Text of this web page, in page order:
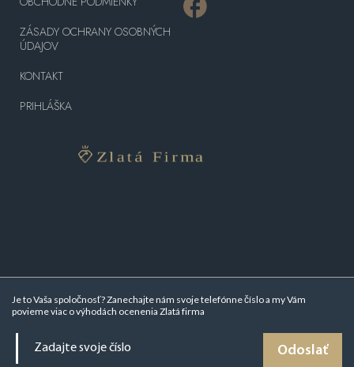
Je to Vaša spoločnosť? Zanechajte nám svoje telefónne číslo a my Vám
povieme viac ovýhodách ocenenia Zlatá firma
Odoslať
ZÁSADY OCHRANY OSOBNÝCH
ÚDAJOV
KONTAKT
PRIHLÁŠKA